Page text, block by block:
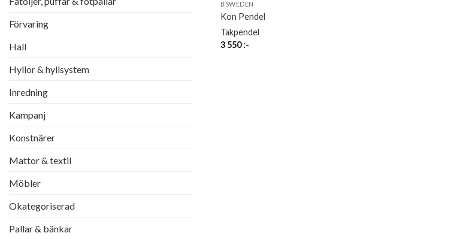
Förvaring
Hall
Hyllor & hyllsystem
Inredning
Kampanj
Konstnärer
Mattor & textil
Möbler
Okategoriserad
Pallar & bänkar
BSWEDEN
Kon Pendel
Takpendel
3 550:-